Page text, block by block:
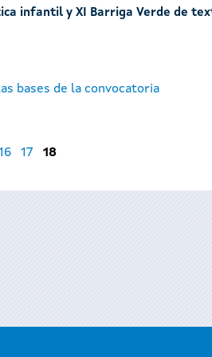
infantil y XI Barriga Verde de
bases de la convocatoria
17 18